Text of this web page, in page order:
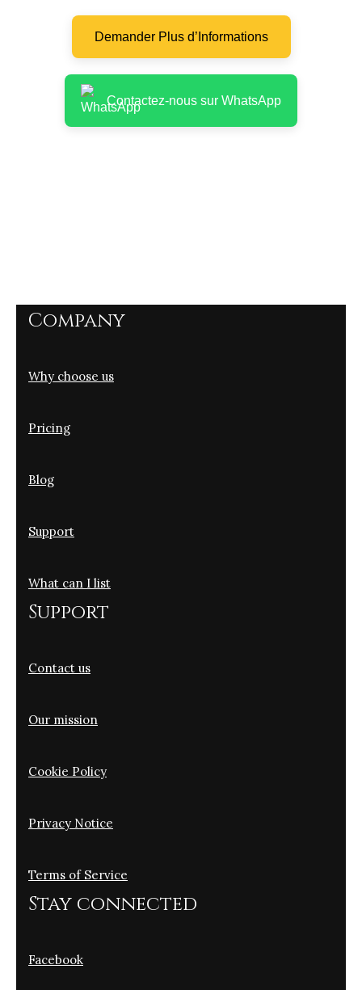
Demander Plus d’Informations
Contactez-nous sur WhatsApp
Company
Why choose us
Pricing
Blog
Support
What can I list
Support
Contact us
Our mission
Cookie Policy
Privacy Notice
Terms of Service
Stay connected
Facebook